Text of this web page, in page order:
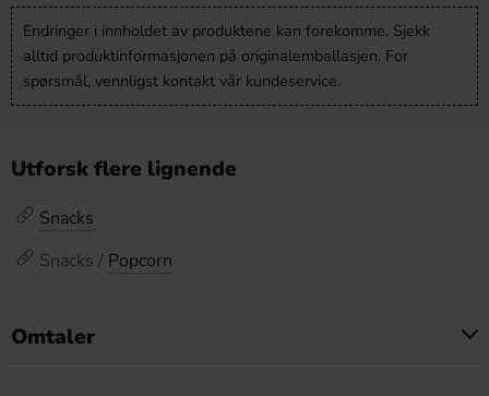
Endringer i innholdet av produktene kan forekomme. Sjekk
alltid produktinformasjonen på originalemballasjen. For
spørsmål, vennligst kontakt vår kundeservice.
Utforsk flere lignende
Snacks
Snacks / Popcorn
Omtaler